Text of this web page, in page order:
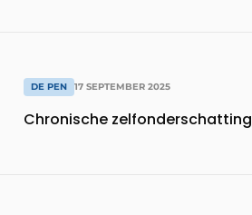
DE PEN 17 SEPTEMBER 2025
Chronische zelfonderschatting